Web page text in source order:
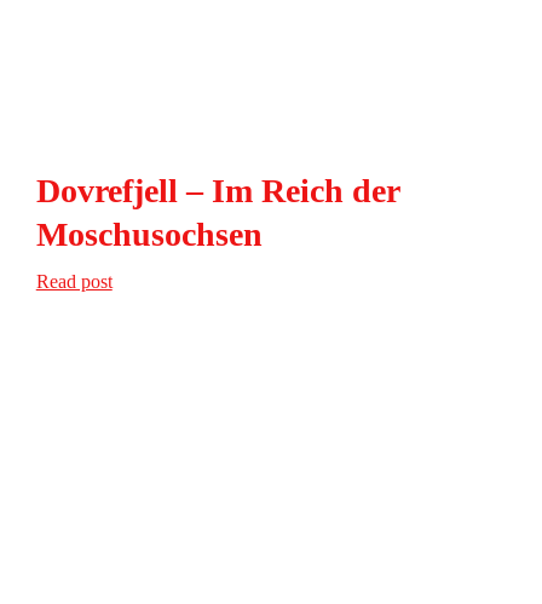
Dovrefjell – Im Reich der
Moschusochsen
Read post